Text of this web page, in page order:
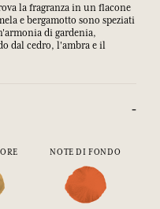
la fragranza in un flacone
e bergamotto sono speziati
di gardenia,
dal cedro, l'ambra e il
NOTE DI FONDO